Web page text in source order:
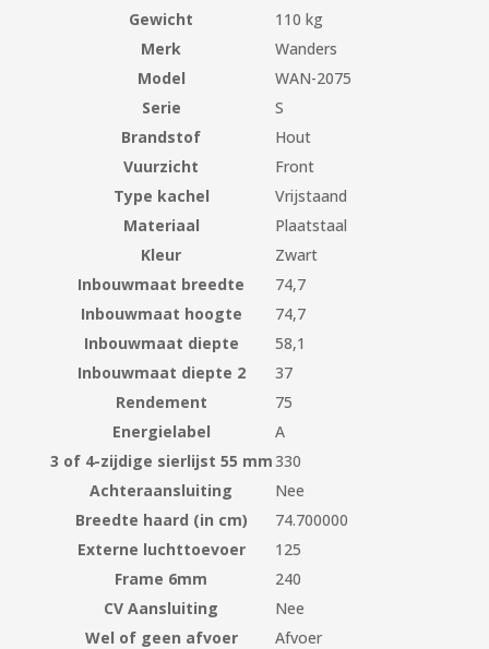
Gewicht
110 kg
Merk
Wanders
Model
WAN-2075
Serie
S
Brandstof
Hout
Vuurzicht
Front
Type kachel
Vrijstaand
Materiaal
Plaatstaal
Kleur
Zwart
Inbouwmaat breedte
74,7
Inbouwmaat hoogte
74,7
Inbouwmaat diepte
58,1
Inbouwmaat diepte 2
37
Rendement
75
Energielabel
A
3 of 4-zijdige sierlijst 55 mm330
Achteraansluiting
Nee
Breedte haard (in cm)
74.700000
Externe luchttoevoer
125
Frame 6mm
240
CV Aansluiting
Nee
Wel of geen afvoer
Afvoer